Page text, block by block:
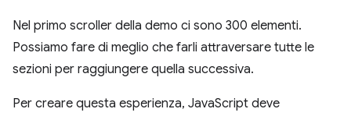
Nel primo scroller della demo ci sono 300 elementi.
Possiamo fare di meglio che farli attraversare tutte le
sezioni per raggiungere quella successiva.
Per creare questa esperienza, JavaScript deve